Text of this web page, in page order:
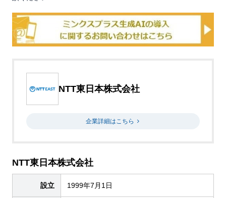
NTT東日本株式会社
企業詳細はこちら
NTT東日本株式会社
設立 1999年7月1日